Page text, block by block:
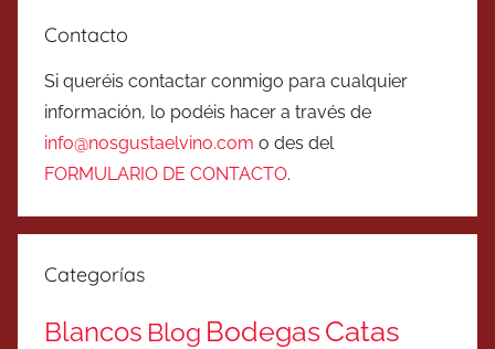
Contacto
Si queréis contactar conmigo para cualquier
información, lo podéis hacer a través de
info@nosgustaelvino.com o des del
FORMULARIO DE CONTACTO.
Categorías
Blancos Blog BodegasCatas